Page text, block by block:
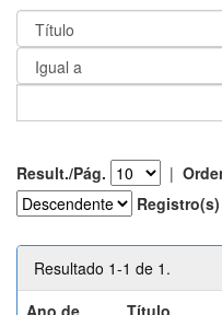
Result./Pág. |
Registro(s)
Resultado 1-1 de 1.
Ano de
Título